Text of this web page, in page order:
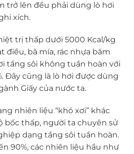
trở lên đều phải dùng lò hơi
xích.
trị thấp dưới 5000 Kcal/kg
điều, bã mía, rác nhựa băm
tầng sôi không tuần hoàn với
Đây cũng là lò hơi được dùng
Giấy của nước ta.
nhiên liệu “khó xơi” khác
bốc thấp, người ta chuyên sử
dạng tầng sôi tuần hoàn.
90%, các nhiên liệu hầu như